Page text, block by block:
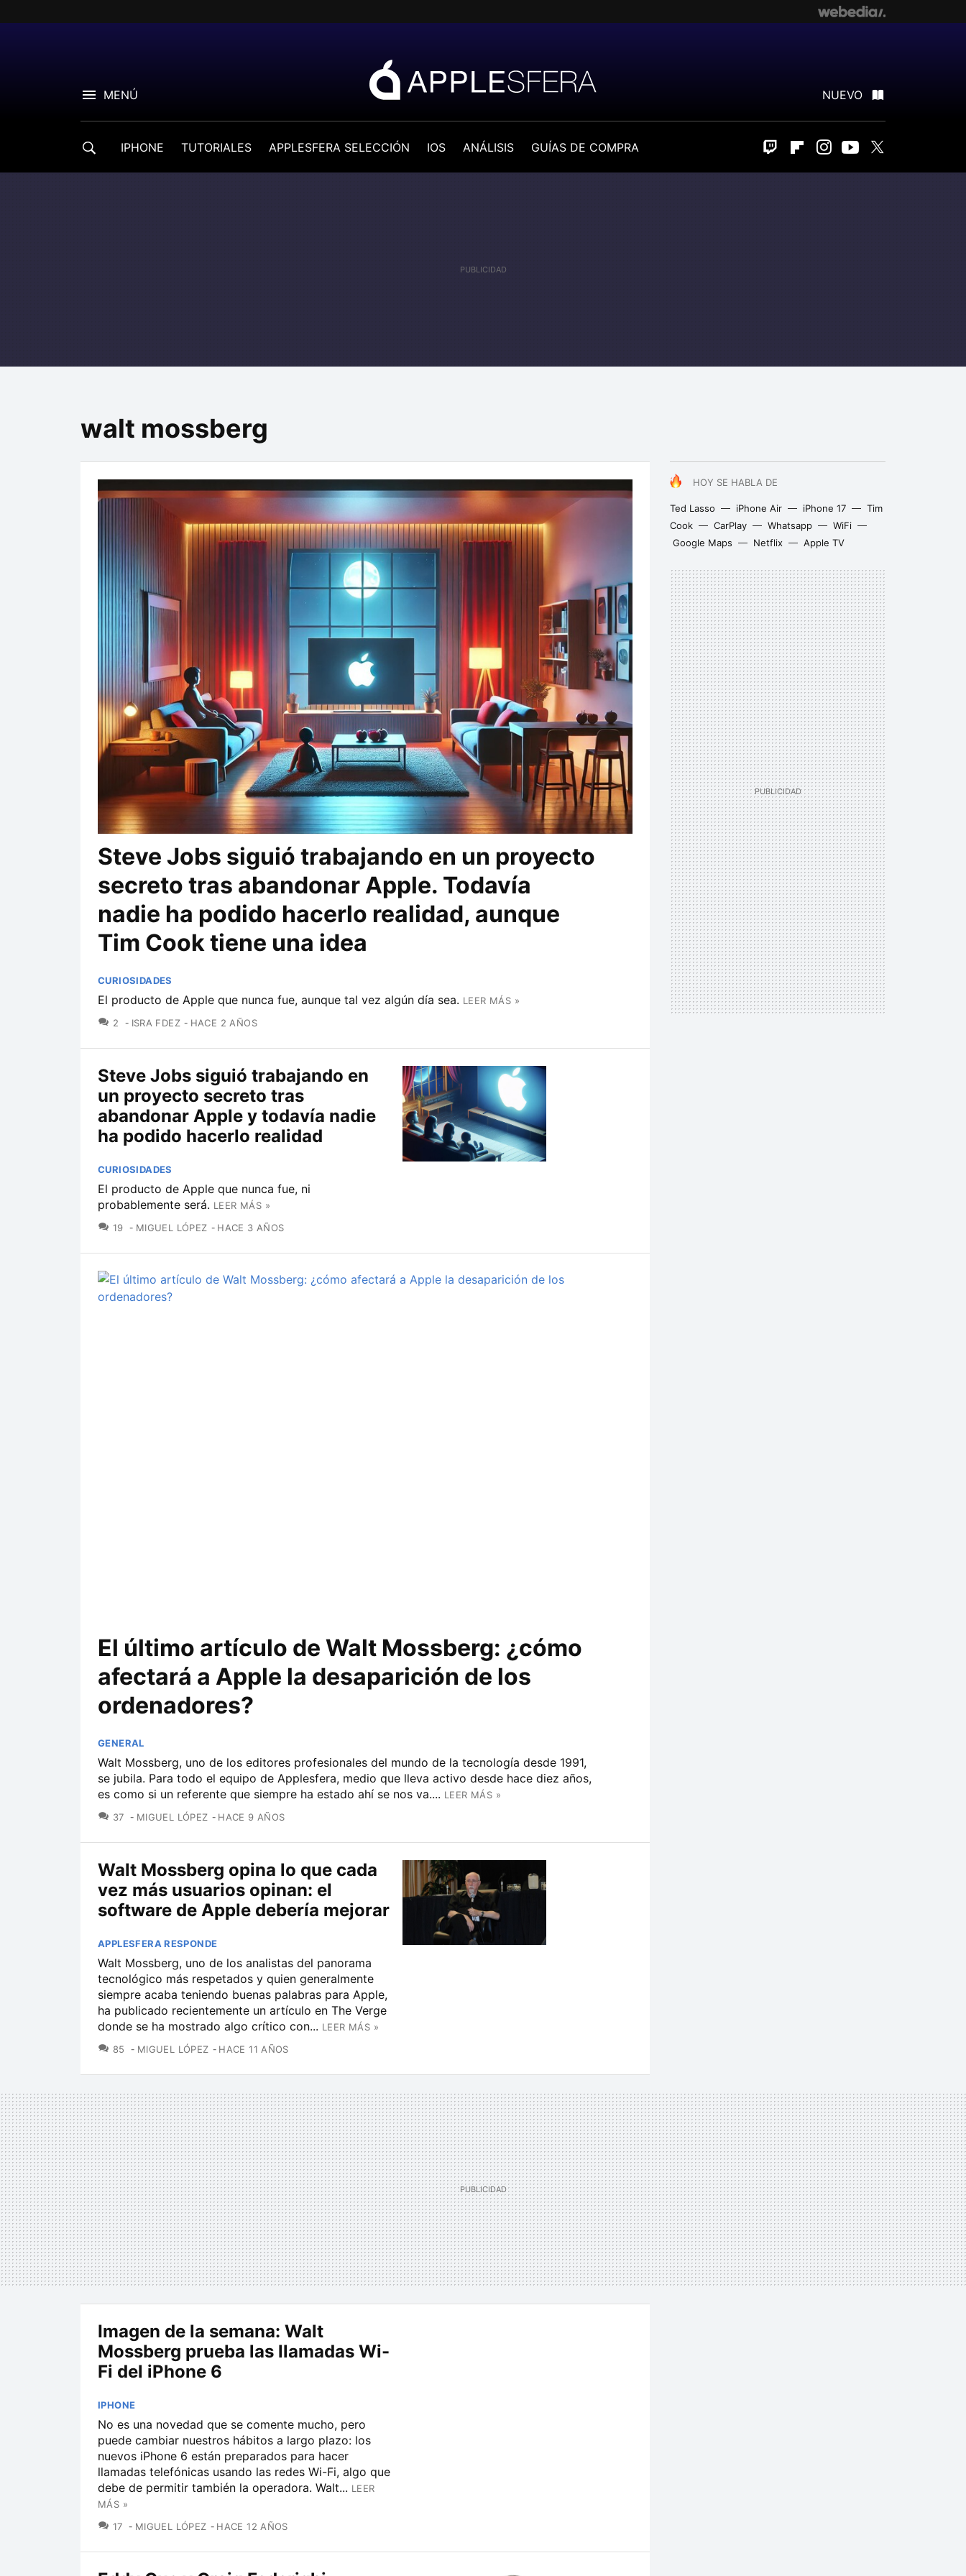
MENÚ NUEVO
IPHONE TUTORIALES APPLESFERA SELECCIÓN IOS ANÁLISIS GUÍAS DE COMPRA Twitch FlipboardInstagram
Youtube
walt mossberg
HOY SE HABLA DE
Ted Lasso iPhone Air iPhone 17
Tim
Cook
CarPlay Whatsapp
WiFi
Google Maps
Netflix Apple TV
Steve Jobs siguió trabajando en un proyecto
secreto tras abandonar Apple. Todavía
nadie ha podido hacerlo realidad, aunque
Tim Cook tiene una idea
CURIOSIDADES
El producto de Apple que nunca fue, aunque tal vez algún día sea. LEER MÁS »
2
COMENTARIOS
ISRA FDEZ HACE 2 AÑOS
Steve Jobs siguió trabajando en
un proyecto secreto tras
abandonar Apple y todavía nadie
ha podido hacerlo realidad
CURIOSIDADES
El producto de Apple que nunca fue, ni
probablemente será. LEER MÁS »
19 COMENTARIOS
MIGUEL LÓPEZ HACE 3 AÑOS
El último artículo de Walt Mossberg: ¿cómo
afectará a Apple la desaparición de los
ordenadores?
GENERAL
Walt Mossberg, uno de los editores profesionales del mundo de la tecnología desde 1991,
se jubila. Para todo el equipo de Applesfera, medio que lleva activo desde hace diez años,
es como si un referente que siempre ha estado ahí se nos va.... LEER MÁS »
37 COMENTARIOS
MIGUEL LÓPEZ HACE 9 AÑOS
Walt Mossberg opina lo que cada
vez más usuarios opinan: el
software de Apple debería mejorar
APPLESFERA RESPONDE
Walt Mossberg, uno de los analistas del panorama
tecnológico más respetados y quien generalmente
siempre acaba teniendo buenas palabras para Apple,
ha publicado recientemente un artículo en The Verge
donde se ha mostrado algo crítico con... LEER MÁS »
85
COMENTARIOS
MIGUEL LÓPEZ HACE 11 AÑOS
Imagen de la semana: Walt
Mossberg prueba las llamadas Wi-
Fi del iPhone 6
IPHONE
No es una novedad que se comente mucho, pero
puede cambiar nuestros hábitos a largo plazo: los
nuevos iPhone 6 están preparados para hacer
llamadas telefónicas usando las redes Wi-Fi, algo que
debe de permitir también la operadora. Walt... LEER
MÁS »
17 COMENTARIOS
MIGUEL LÓPEZ HACE 12 AÑOS